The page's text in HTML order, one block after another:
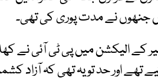
جنھوں نے مدت پوری کی تھی۔
کے الیکشن میں پی ٹی آئی نے
تھے اور حد تو یہ تھی کہ آزاد